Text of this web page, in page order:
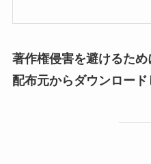
著作権侵害を避けるた
配布元からダウンロード